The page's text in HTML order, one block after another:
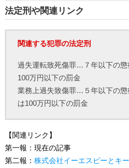
法定刑や関連リンク
関連する犯罪の法定刑
過失運転致死傷罪…７年以下の懲
100万円以下の罰金
業務上過失致傷罪…５年以下の懲
は100万円以下の罰金
【関連リンク】
第一報：現在の記事
第二報： 株式会社イーエスピーとキ